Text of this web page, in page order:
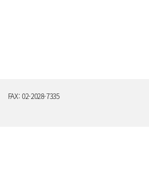
FAX: 02-2028-7335